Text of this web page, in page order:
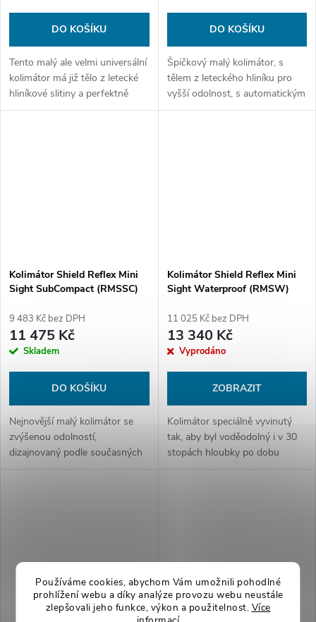
Používáme cookies, abychom Vám umožnili pohodlné
prohlížení webu a díky analýze provozu webu neustále
zlepšovali jeho funkce, výkon a použitelnost. Více
DO KOŠÍKU
Tento malý ale velmi universální
kolimátor má již tělo z letecké
hliníkové slitiny a perfektně
přizpůsobuje podsvícení
DO KOŠÍKU
Špičkový malý kolimátor, s
tělem z leteckého hliníku pro
vyšší odolnost, s automatickým
přizpůsobením jasu záměrného
Kolimátor Shield Reflex Mini
Sight SubCompact (RMSSC)
(3.25MOA)
9 483 Kč bez DPH
11 475 Kč
Skladem
DO KOŠÍKU
Nejnovější malý kolimátor se
zvýšenou odolností,
dizajnovaný podle současných
Kolimátor Shield Reflex Mini
Sight Waterproof (RMSW)
4MOA Dot (3.25MOA)
11 025 Kč bez DPH
13 340 Kč
Vyprodáno
ZOBRAZIT
Kolimátor speciálně vyvinutý
tak, aby byl voděodolný i v 30
stopách hloubky po dobu